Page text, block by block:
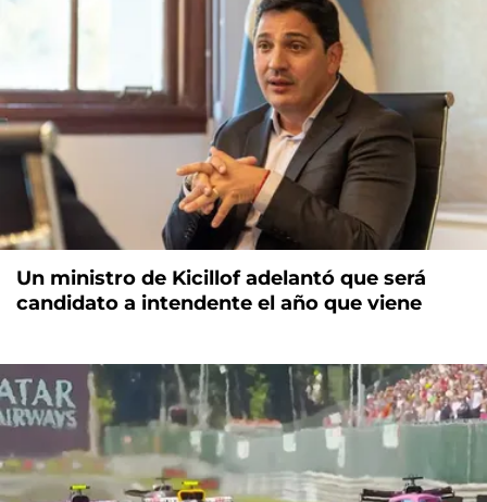
Un ministro de Kicillof adelantó que será
candidato a intendente el año que viene